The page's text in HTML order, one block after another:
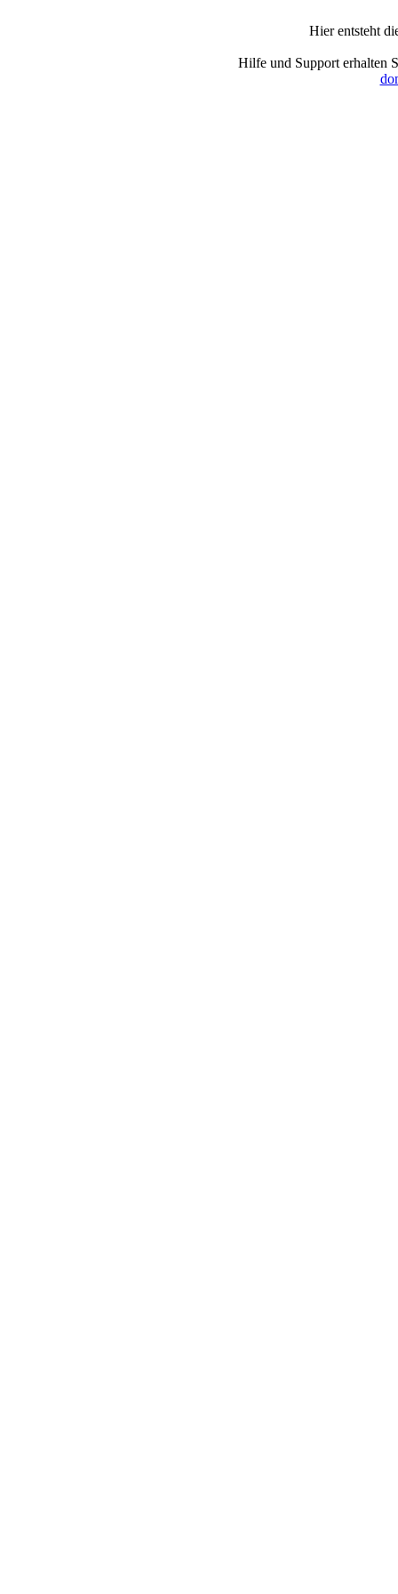
Hier entsteht
Hilfe und Support erhalten